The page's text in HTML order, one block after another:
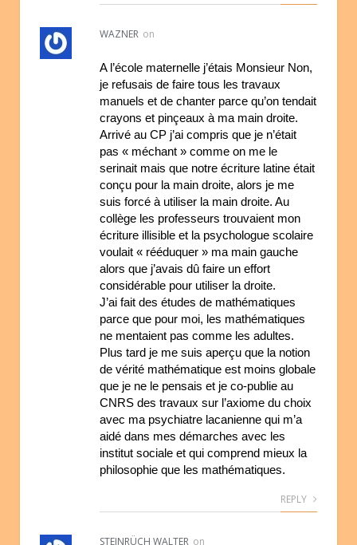
WAZNER on
A l’école maternelle j’étais Monsieur Non,
je refusais de faire tous les travaux
manuels et de chanter parce qu’on tendait
crayons et pinçeaux à ma main droite.
Arrivé au CP j’ai compris que je n’était
pas « méchant » comme on me le
serinait mais que notre écriture latine était
conçu pour la main droite, alors je me
suis forcé à utiliser la main droite. Au
collège les professeurs trouvaient mon
écriture illisible et la psychologue scolaire
voulait « rééduquer » ma main gauche
alors que j’avais dû faire un effort
considérable pour utiliser la droite.
J’ai fait des études de mathématiques
parce que pour moi, les mathématiques
ne mentaient pas comme les adultes.
Plus tard je me suis aperçu que la notion
de vérité mathématique est moins globale
que je ne le pensais et je co-publie au
CNRS des travaux sur l’axiome du choix
avec ma psychiatre lacanienne qui m’a
aidé dans mes démarches avec les
institut sociale et qui comprend mieux la
philosophie que les mathématiques.
REPLY
STEINRÜCH WALTER on